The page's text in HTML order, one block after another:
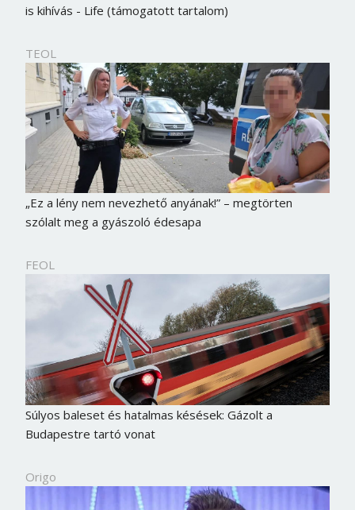
is kihívás - Life (támogatott tartalom)
TEOL
„Ez a lény nem nevezhető anyának!” – megtörten
szólalt meg a gyászoló édesapa
FEOL
Súlyos baleset és hatalmas késések: Gázolt a
Budapestre tartó vonat
Origo